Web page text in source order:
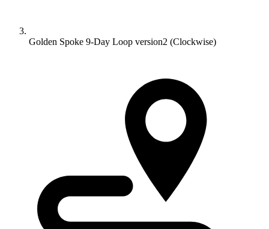
Golden Spoke 9-Day Loop version2 (Clockwise)